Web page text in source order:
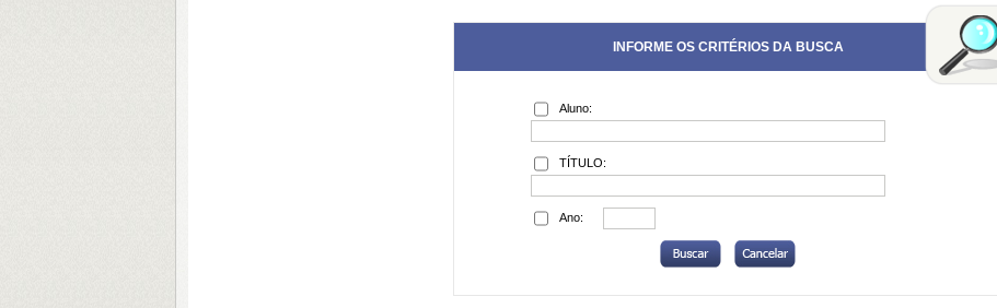
INFORME OS CRITÉRIOS DA BUSCA
Aluno:
TÍTULO:
Ano: